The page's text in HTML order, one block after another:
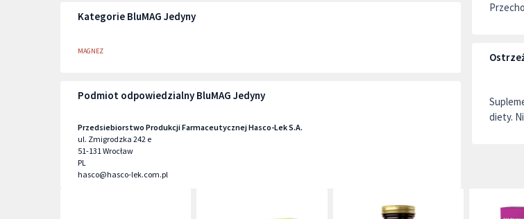
Kategorie BluMAG Jedyny
MAGNEZ
Podmiot odpowiedzialny BluMAG Jedyny
Przedsiebiorstwo Produkcji Farmaceutycznej Hasco-Lek S.A.
ul. Zmigrodzka 242 e
51-131Wrocław
PL
hasco@hasco-lek.com.pl
diety.